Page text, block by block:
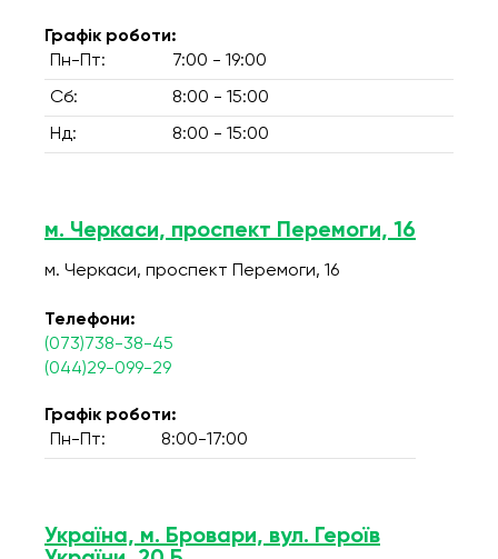
Графік роботи:
Пн-Пт:
7:00 - 19:00
Сб: 8:00 - 15:00
Нд: 8:00 - 15:00
м. Черкаси, проспект Перемоги, 16
м. Черкаси, проспект Перемоги, 16
Телефони:
(073)738-38-45
(044)29-099-29
Графік роботи:
Пн-Пт:
8:00-17:00
Україна, м. Бровари, вул. Героїв